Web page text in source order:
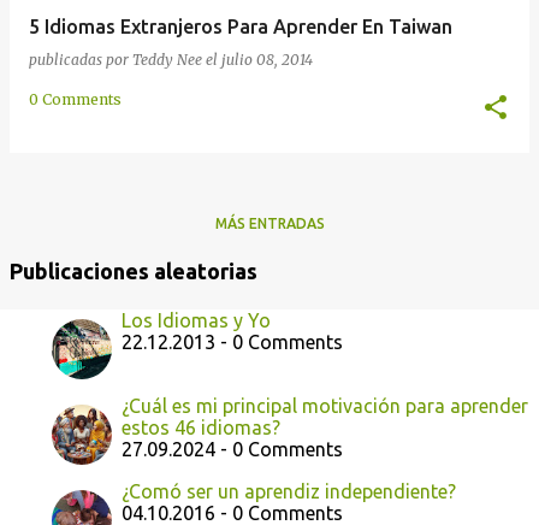
5 Idiomas Extranjeros Para Aprender En Taiwan
publicadas por Teddy Nee el julio 08, 2014
0 Comments
MÁS ENTRADAS
Publicaciones aleatorias
Los Idiomas y Yo
22.12.2013 - 0 Comments
¿Cuál es mi principal motivación para aprender
estos 46 idiomas?
27.09.2024 - 0 Comments
¿Comó ser un aprendiz independiente?
04.10.2016 - 0 Comments